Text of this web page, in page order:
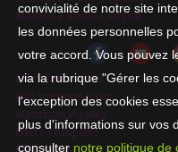
Maison à louer Langon
Nos Honoraires
Qui sommes-nous
Mentions légales
Offre complète
convivialité de notre site
les données personnelles
votre accord. Vous pouvez
via la rubrique "Gérer les
l'exception des cookies
plus d'informations sur vos
consulternotre politique de